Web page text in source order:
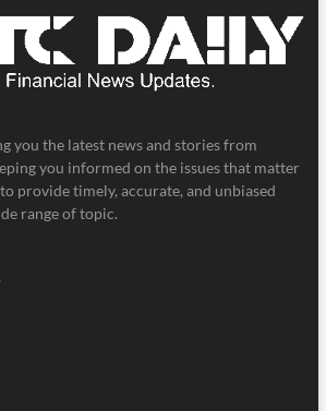
you the latest news and stories from
you informed on the issues that matter
provide timely, accurate, and unbiased
range of topic.